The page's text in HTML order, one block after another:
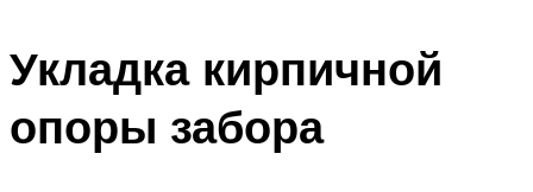
Укладка кирпичной
опоры забора